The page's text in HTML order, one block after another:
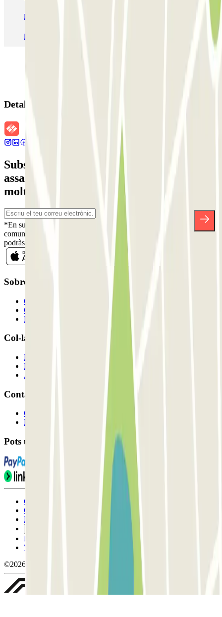
Pàrquing T1 AENA Aeropuerto Barcelona-El Prat Pàrquing a Paris
Pàrquing a Madrid
Detalls de la reserva
Subscriu-te a nostra newsletter i
assabenta't de descomptes, sortejos i
moltes altres sorpreses.
*En subscriure't acceptes la nostra Política de Privacitat per a rebre
comunicacions comercials de Parclick. Sense cap compromís,
podràs donar-te de baixa quan vulguis en la mateixa newsletter.
Sobre Parclick
Qui som
Com funciona?
Els nostres pàrquings
Col-laborem?
Professionals
Proveïdor de pàrquing
Afiliat
Contacte
Contacta'ns
FAQ
Pots utilitzar aquests mètodes de pagament:
Condicions d'ús i contratació
Condicions de cancel-lació
Política de cookies
Política de privacitat
Whistleblowing
©2026 Parclick. All rights reserved